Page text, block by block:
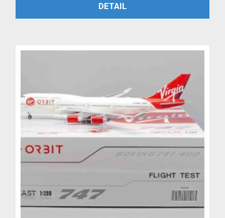
byla:
PŘIDAT DO KOŠÍKU
DETAIL